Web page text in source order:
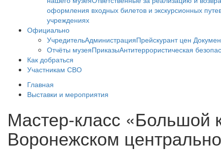
оформления входных билетов и экскурсионных
учреждениях
Официально
УчредительАдминистрацияПрейскурант цен
Отчёты музеяПриказыАнтитеррористическая
Как добраться
Участникам СВО
Главная
Выставки и мероприятия
Мастер-класс
Воронежском